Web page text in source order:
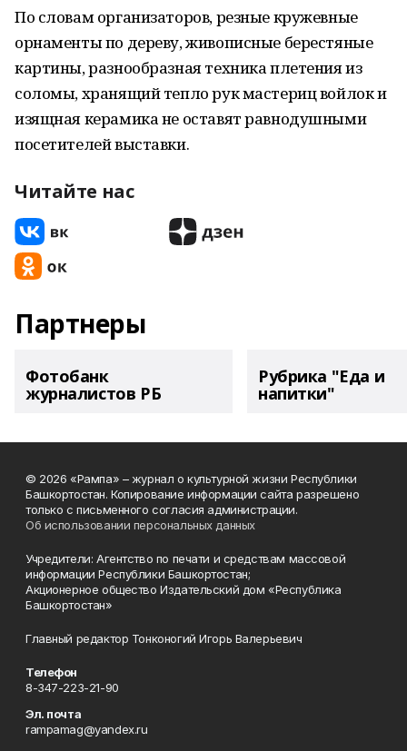
По словам организаторов, резные кружевные
орнаменты по дереву, живописные берестяные
картины, разнообразная техника плетения из
соломы, хранящий тепло рук мастериц войлок и
изящная керамика не оставят равнодушными
посетителей выставки.
Читайте нас
Партнеры
Фотобанк
журналистов РБ
Рубрика "Еда и
напитки"
© 2026 «Рампа» – журнал о культурной жизни Республики
Башкортостан. Копирование информации сайта разрешено
только с письменного согласия администрации.
Об использовании персональных данных
Учредители: Агентство по печати и средствам массовой
информации Республики Башкортостан;
Акционерное общество Издательский дом «Республика
Башкортостан»
Главный редактор Тонконогий Игорь Валерьевич
Телефон
8-347-223-21-90
Эл. почта
rampamag@yandex.ru